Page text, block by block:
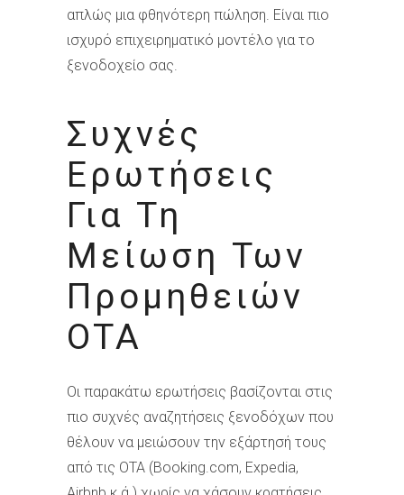
απλώς μια φθηνότερη πώληση. Είναι πιο
ισχυρό επιχειρηματικό μοντέλο για το
ξενοδοχείο σας.
Συχνές
Ερωτήσεις
Για Τη
Μείωση Των
Προμηθειών
OTA
Οι παρακάτω ερωτήσεις βασίζονται στις
πιο συχνές αναζητήσεις ξενοδόχων που
θέλουν να μειώσουν την εξάρτησή τους
από τις OTA (Booking.com, Expedia,